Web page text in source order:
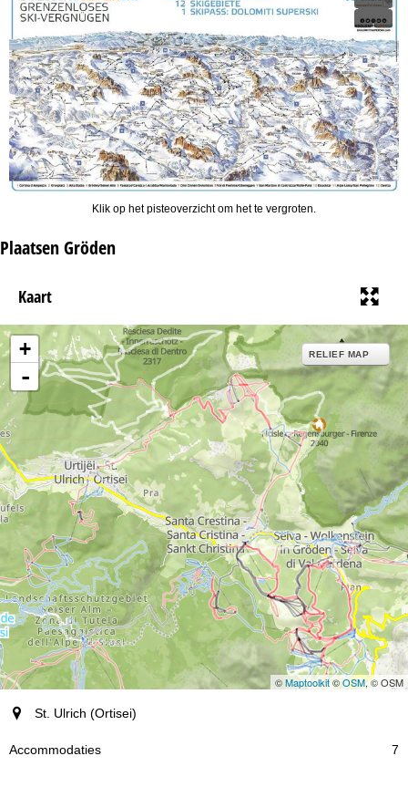
Klik op het pisteoverzicht om het te vergroten.
Plaatsen Gröden
Kaart
+
-
RELIEF MAP
©Maptoolkit©OSM, © OSM
plaats
Accommodaties
St. Ulrich (Ortisei)
7